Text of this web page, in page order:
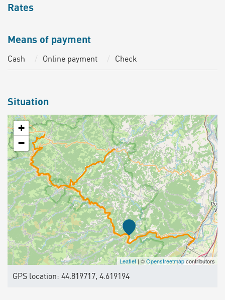
Rates
Means of payment
Cash Online payment Check
Situation
+
−
Leaflet | ©Openstreetmapcontributors
GPS location: 44.819717, 4.619194